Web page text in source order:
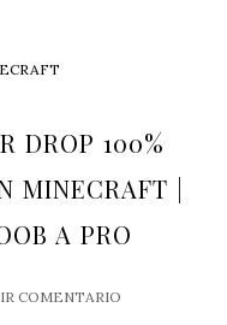
DROP 100%
MINECRAFT |
A PRO
COMENTARIO